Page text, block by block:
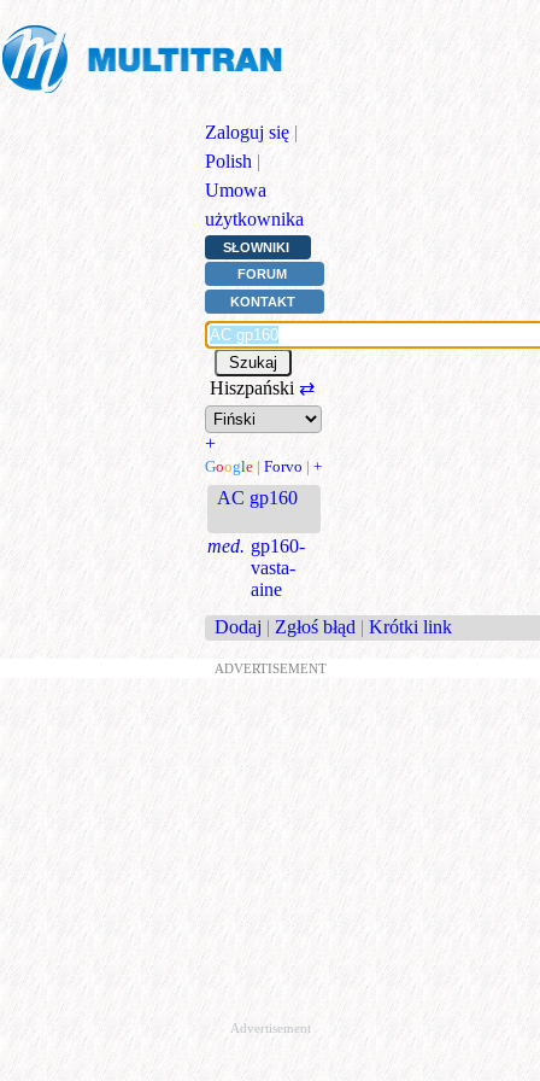
Zaloguj się |
Polish |
Umowa
użytkownika
SŁOWNIKI
FORUM
KONTAKT
Hiszpański ⇄
+
Google | Forvo | +
AC gp160
med. gp160-
vasta-
aine
Dodaj | Zgłoś błąd | Krótki link
ADVERTISEMENT
Advertisement